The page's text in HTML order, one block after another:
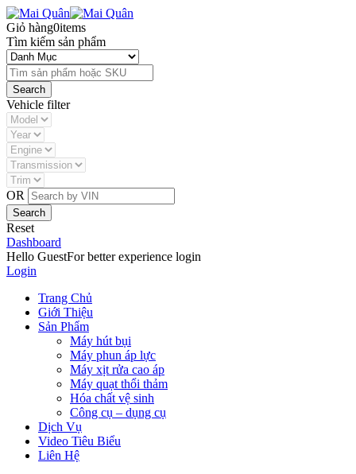
Giỏ hàng0items
Tìm kiếm sản phẩm
Vehicle filter
OR
Reset
Dashboard
Hello GuestFor better experience login
Login
Trang Chủ
Giới Thiệu
Sản Phẩm
Máy hút bụi
Máy phun áp lực
Máy xịt rửa cao áp
Máy quạt thổi thảm
Hóa chất vệ sinh
Công cụ – dụng cụ
Dịch Vụ
Video Tiêu Biểu
Liên Hệ